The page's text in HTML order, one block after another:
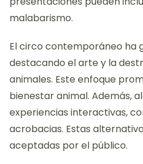
malabarismo.
El circo contemporáneo ha
destacando el arte y la
animales. Este enfoque
bienestar animal. Además,
experiencias interactivas,
acrobacias. Estas
aceptadas por el público.